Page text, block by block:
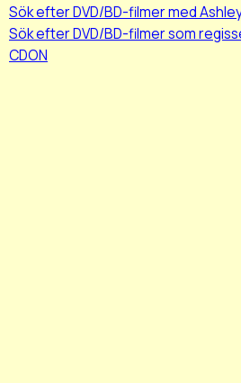
Sök efter DVD/BD-filmer med
Sök efter DVD/BD-filmer som
CDON